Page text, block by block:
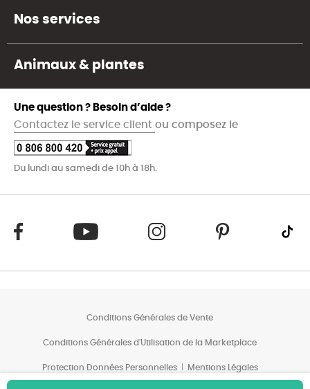
Nos services
Animaux & plantes
Une question ? Besoin d’aide ?
Contactez le service client ou composez le
Du lundi au samedi de 10h à 18h.
Conditions Générales de Vente
Conditions Générales d'Utilisation de la Marketplace
Protection Données Personnelles Mentions Légales